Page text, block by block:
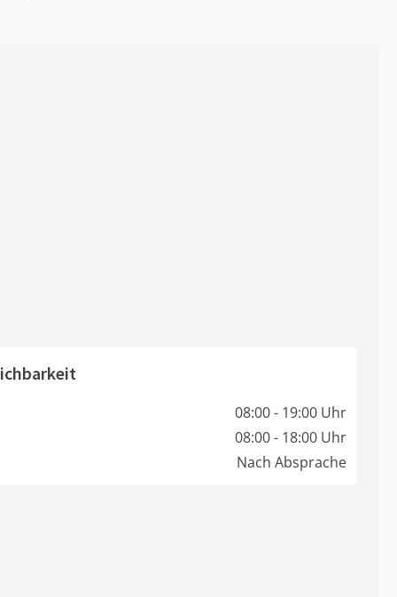
08:00 - 19:00 Uhr
08:00 - 18:00 Uhr
Nach Absprache